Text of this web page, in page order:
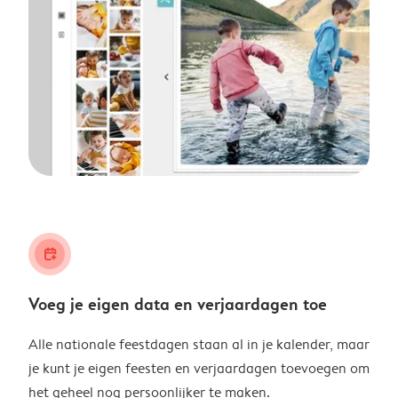
calendar_plus
Voeg je eigen data en verjaardagen toe
Alle nationale feestdagen staan al in je kalender, maar
je kunt je eigen feesten en verjaardagen toevoegen om
het geheel nog persoonlijker te maken.